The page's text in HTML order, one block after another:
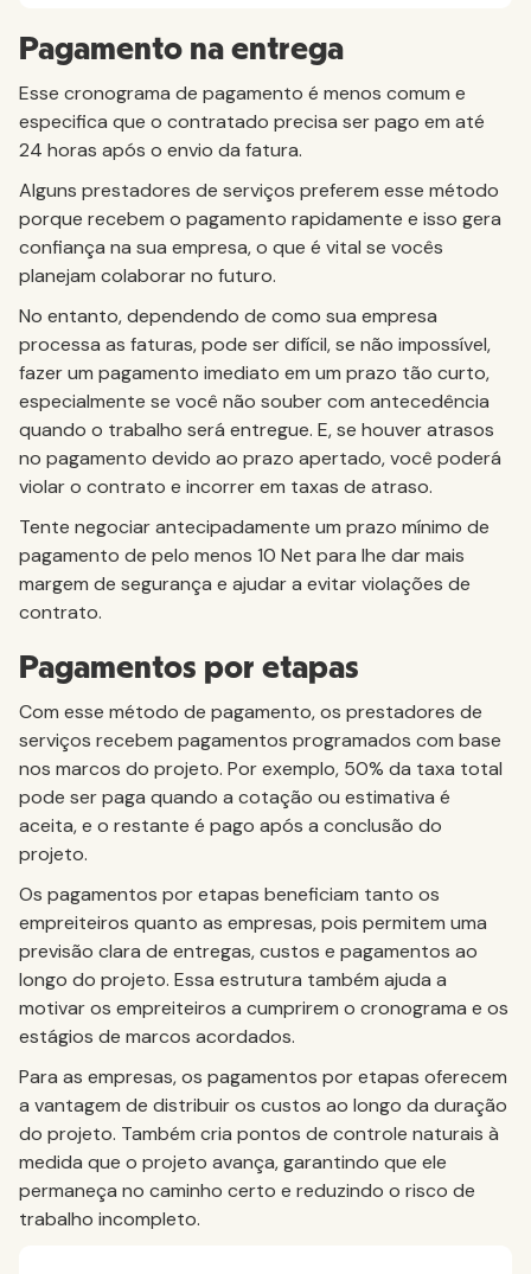
Pagamento na entrega
Esse cronograma de pagamento é menos comum e
especifica que o contratado precisa ser pago em até
24 horas após o envio da fatura.
Alguns prestadores de serviços preferem esse método
porque recebem o pagamento rapidamente e isso gera
confiança na sua empresa, o que é vital se vocês
planejam colaborar no futuro.
No entanto, dependendo de como sua empresa
processa as faturas, pode ser difícil, se não impossível,
fazer um pagamento imediato em um prazo tão curto,
especialmente se você não souber com antecedência
quando o trabalho será entregue. E, se houver atrasos
no pagamento devido ao prazo apertado, você poderá
violar o contrato e incorrer em taxas de atraso.
Tente negociar antecipadamente um prazo mínimo de
pagamento de pelo menos 10 Net para lhe dar mais
margem de segurança e ajudar a evitar violações de
contrato.
Pagamentos por etapas
Com esse método de pagamento, os prestadores de
serviços recebem pagamentos programados com base
nos marcos do projeto. Por exemplo, 50% da taxa total
pode ser paga quando a cotação ou estimativa é
aceita, e o restante é pago após a conclusão do
projeto.
Os pagamentos por etapas beneficiam tanto os
empreiteiros quanto as empresas, pois permitem uma
previsão clara de entregas, custos e pagamentos ao
longo do projeto. Essa estrutura também ajuda a
motivar os empreiteiros a cumprirem o cronograma e os
estágios de marcos acordados.
Para as empresas, os pagamentos por etapas oferecem
a vantagem de distribuir os custos ao longo da duração
do projeto. Também cria pontos de controle naturais à
medida que o projeto avança, garantindo que ele
permaneça no caminho certo e reduzindo o risco de
trabalho incompleto.